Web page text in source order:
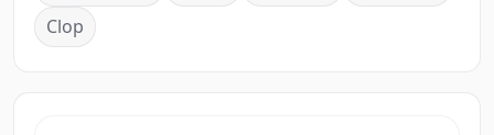
Clop